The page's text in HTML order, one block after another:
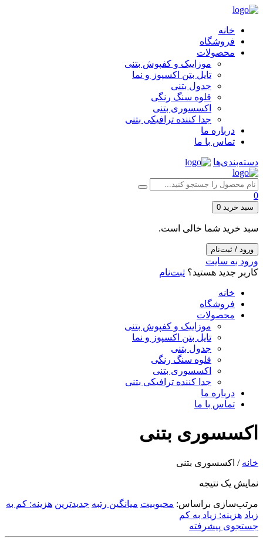
خانه
فروشگاه
محصولات
موزاییک و کفپوش بتنی
تایل بتن اکسپوز و نما
جدول بتنی
قلوه سنگ رنگی
اکسسوری بتنی
جدا کننده ترافیکی بتنی
درباره ما
تماس با ما
دسته‌بندی‌ها
0
سبد خرید 0
سبد خرید شما خالی است.
ورود / ثبت‌نام
ورود به سایت
کاربر جدید هستید؟ ثبت‌نام
خانه
فروشگاه
محصولات
موزاییک و کفپوش بتنی
تایل بتن اکسپوز و نما
جدول بتنی
قلوه سنگ رنگی
اکسسوری بتنی
جدا کننده ترافیکی بتنی
درباره ما
تماس با ما
اکسسوری بتنی
خانه / اکسسوری بتنی
نمایش یک نتیجه
مرتب‌سازی براساس: محبوبیت میانگین رتبه جدیدترین هزینه: کم به
زیاد هزینه: زیاد به کم
جستجوی پیشرفته